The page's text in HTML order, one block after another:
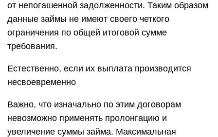
от непогашенной задолженности. Таким образом
данные займы не имеют своего четкого
ограничения по общей итоговой сумме
требования.
Естественно, если их выплата производится
несвоевременно
Важно, что изначально по этим договорам
невозможно применять пролонгацию и
увеличение суммы займа. Максимальная